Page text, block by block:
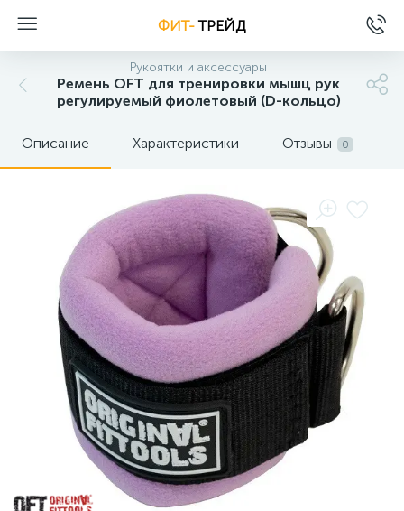
ФИТ-ТРЕЙД
Рукоятки и аксессуары
Ремень OFT для тренировки мышц рук
регулируемый фиолетовый (D-кольцо)
Описание Характеристики Отзывы 0